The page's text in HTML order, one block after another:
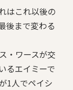
はこれ以後の
後まで変わる
・ワースが交
るエイミーで
1人でペイシ